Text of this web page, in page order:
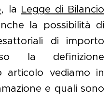
, la Legge di Bilancio
la possibilità di
di importo
la definizione
articolo vediamo in
e quali sono